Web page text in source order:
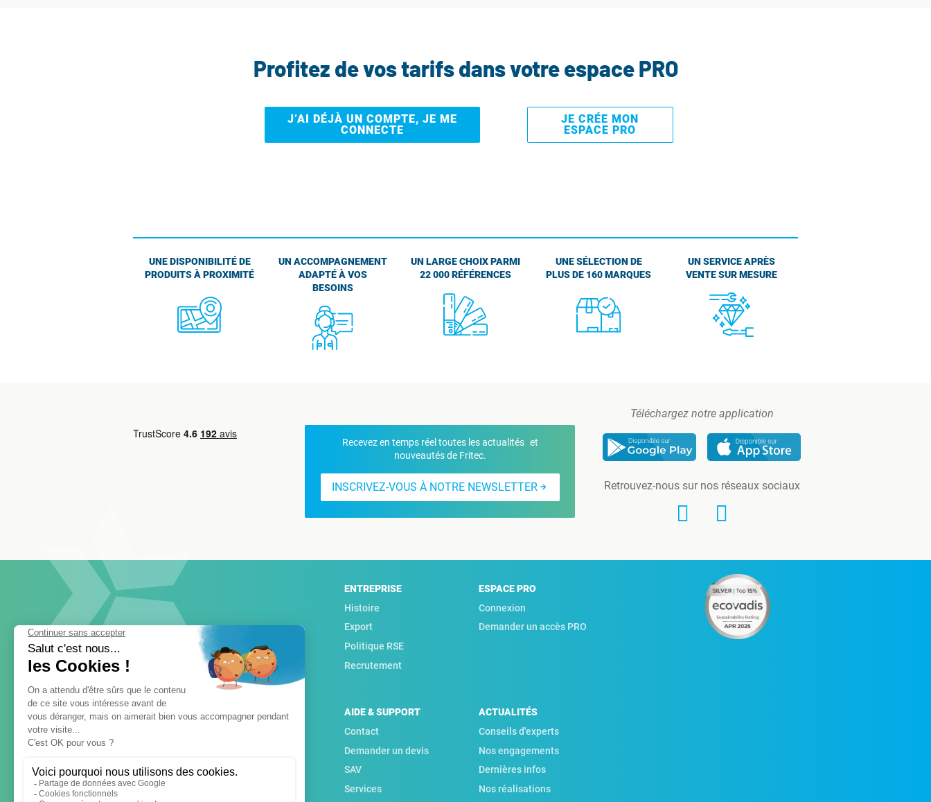
Profitez de vos tarifs dans votre espace PRO
J’AI DÉJÀ UN COMPTE, JE ME
CONNECTE
JE CRÉE MON
ESPACE PRO
UNE DISPONIBILITÉ DE
PRODUITS À PROXIMITÉ
UN ACCOMPAGNEMENT
ADAPTÉ À VOS
BESOINS
UN LARGE CHOIX PARMI
22 000 RÉFÉRENCES
UNE SÉLECTION DE
PLUS DE 160 MARQUES
UN SERVICE APRÈS
VENTE SUR MESURE
Recevez en temps réel toutes les actualités et
nouveautés de Fritec.
INSCRIVEZ-VOUS À NOTRE NEWSLETTER
Téléchargez notre application
Retrouvez-nous sur nos réseaux sociaux
ENTREPRISE
Histoire
Export
Politique RSE
Recrutement
ESPACE PRO
Connexion
Demander un accès PRO
AIDE & SUPPORT
Contact
Demander un devis
SAV
Services
ACTUALITÉS
Conseils d'experts
Nos engagements
Dernières infos
Nos réalisations